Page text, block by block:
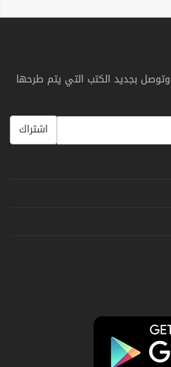
وتوصل بجديد الكتب التي يتم طرحها
اشتراك